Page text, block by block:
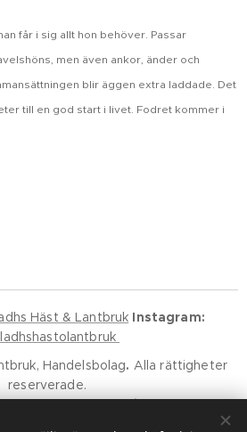
får i sig allt hon behöver. Passar
men även ankor, änder och
blir äggen extra laddade. Det
till en god start i livet. Fodret kommer i
Häst & Lantbruk Instagram:
Handelsbolag. Alla rättigheter
reserverade.
F-Skatt.Kundservice